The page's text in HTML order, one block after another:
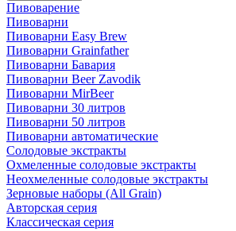
Пивоварение
Пивоварни
Пивоварни Easy Brew
Пивоварни Grainfather
Пивоварни Бавария
Пивоварни Beer Zavodik
Пивоварни MirBeer
Пивоварни 30 литров
Пивоварни 50 литров
Пивоварни автоматические
Солодовые экстракты
Охмеленные солодовые экстракты
Неохмеленные солодовые экстракты
Зерновые наборы (All Grain)
Авторская серия
Классическая серия